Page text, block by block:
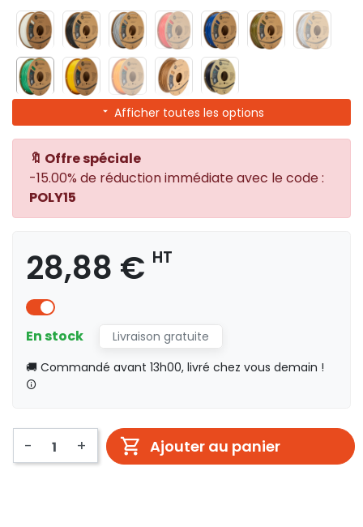
Afficher toutes les options
🔖 Offre spéciale
-15.00% de réduction immédiate avec le code :
POLY15
28,88 € HT
En stock
Livraison gratuite
🚚 Commandé avant 13h00, livré chez vous demain !
- + Ajouter au panier